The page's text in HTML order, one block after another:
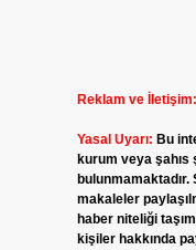
Reklam ve İletişim:
Yasal Uyarı: Bu
kurum veya şahıs
bulunmamaktadır.
makaleler
haber niteliği
kişiler hakkında